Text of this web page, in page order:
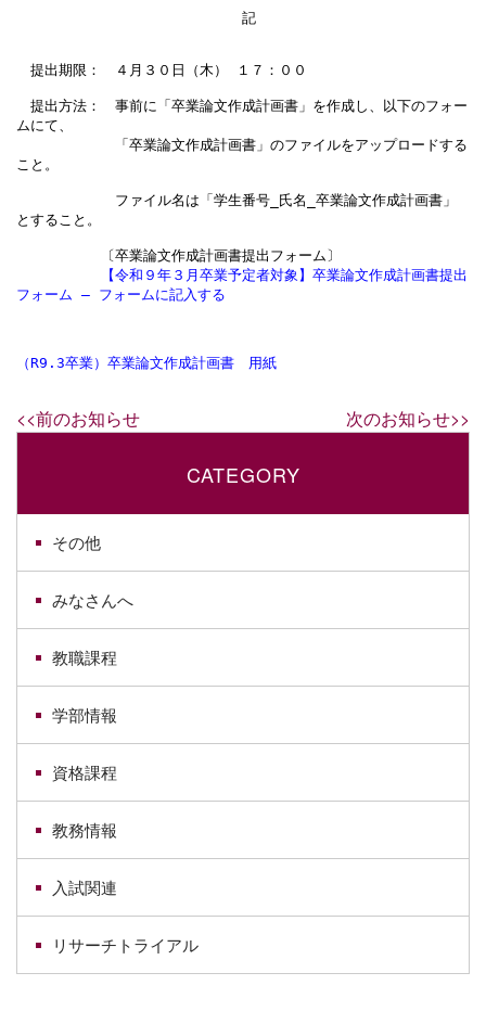
記
提出期限：　４月３０日（木） １７：００
提出方法：　事前に「卒業論文作成計画書」を作成し、以下のフォー
ムにて、
「卒業論文作成計画書」のファイルをアップロードする
こと。
ファイル名は「学生番号_氏名_卒業論文作成計画書」
とすること。
〔卒業論文作成計画書提出フォーム〕
【令和９年３月卒業予定者対象】卒業論文作成計画書提出
フォーム – フォーム​に記入する
（R9.3卒業）卒業論文作成計画書　用紙
<<前のお知らせ 次のお知らせ>>
CATEGORY
その他
みなさんへ
教職課程
学部情報
資格課程
教務情報
入試関連
リサーチトライアル